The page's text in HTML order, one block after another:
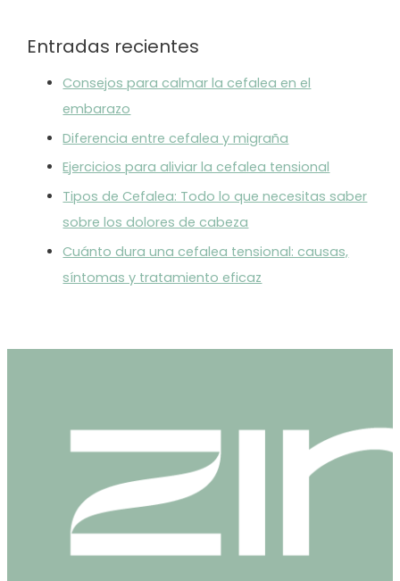
Entradas recientes
Consejos para calmar la cefalea en el
embarazo
Diferencia entre cefalea y migraña
Ejercicios para aliviar la cefalea tensional
Tipos de Cefalea: Todo lo que necesitas saber
sobre los dolores de cabeza
Cuánto dura una cefalea tensional: causas,
síntomas y tratamiento eficaz